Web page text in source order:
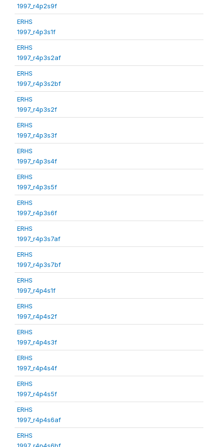
1997_r4p2s9f
ERHS
1997_r4p3s1f
ERHS
1997_r4p3s2af
ERHS
1997_r4p3s2bf
ERHS
1997_r4p3s2f
ERHS
1997_r4p3s3f
ERHS
1997_r4p3s4f
ERHS
1997_r4p3s5f
ERHS
1997_r4p3s6f
ERHS
1997_r4p3s7af
ERHS
1997_r4p3s7bf
ERHS
1997_r4p4s1f
ERHS
1997_r4p4s2f
ERHS
1997_r4p4s3f
ERHS
1997_r4p4s4f
ERHS
1997_r4p4s5f
ERHS
1997_r4p4s6af
ERHS
1997_r4p4s6bf